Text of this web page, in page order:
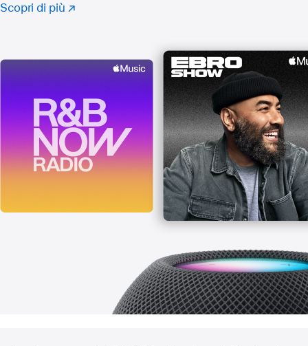
Scopri di più su
(Si
una
nuova